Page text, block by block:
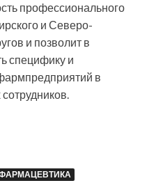
профессионального
и Северо-
и позволит в
специфику и
в